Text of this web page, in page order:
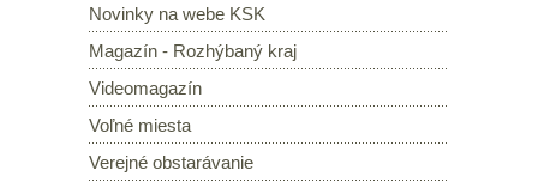
Novinky na webe KSK
Magazín - Rozhýbaný kraj
Videomagazín
Voľné miesta
Verejné obstarávanie